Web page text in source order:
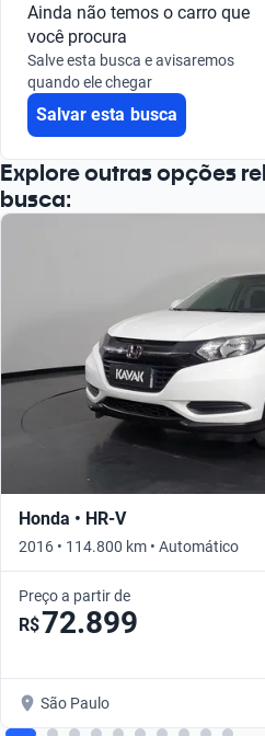
Busque por modelo
Busque por versão
Ainda não temos o carro que
você procura
Salve esta busca e avisaremos
quando ele chegar
Salvar esta busca
Explore outras opções
busca:
Honda • HR-V
2016 • 114.800 km • Automático
Preço a partir de
R$72.899
São Paulo